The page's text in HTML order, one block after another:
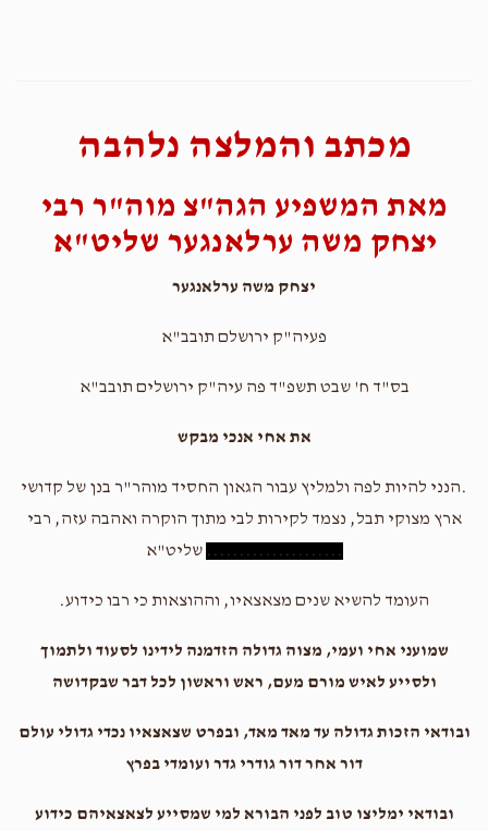
מכתב והמלצה נלהבה
מאת המשפיע הגה"צ מוה"ר רבי
יצחק משה ערלאנגער שליט"א
יצחק משה ערלאנגער
פעיה"ק ירושלם תובב"א
בס"ד ח' שבט תשפ"ד פה עיה"ק ירושלים תובב"א
את אחי אנכי מבקש
.הנני להיות לפה ולמליץ עבור הגאון החסיד מוהר"ר בנן של קדושי
ארץ מצוקי תבל, נצמד לקירות לבי מתוך הוקרה ואהבה עזה, רבי
..................... שליט"א
העומד להשיא שנים מצאצאיו, וההוצאות כי רבו כידוע.
שמועני אחי ועמי, מצוה גדולה הזדמנה לידינו לסעוד ולתמוך
ולסייע לאיש מורם מעם, ראש וראשון לכל דבר שבקדושה
ובודאי הזכות גדולה עד מאד מאד, ובפרט שצאצאיו נכדי גדולי עולם
דור אחר דור גודרי גדר ועומדי בפרץ
ובודאי ימליצו טוב לפני הבורא למי שמסייע לצאצאיהם כידוע